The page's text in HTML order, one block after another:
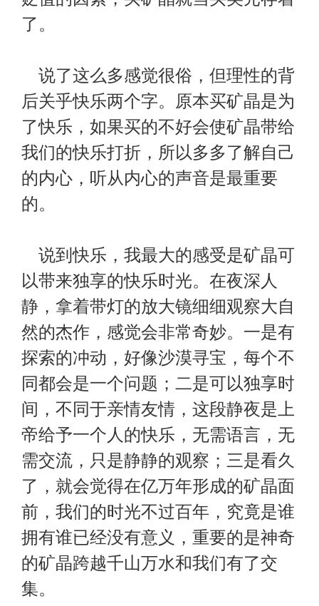
了。
说了这么多感觉很俗，但理性的背
后关乎快乐两个字。原本买矿晶是为
了快乐，如果买的不好会使矿晶带给
我们的快乐打折，所以多多了解自己
的内心，听从内心的声音是最重要
的。
说到快乐，我最大的感受是矿晶可
以带来独享的快乐时光。在夜深人
静，拿着带灯的放大镜细细观察大自
然的杰作，感觉会非常奇妙。一是有
探索的冲动，好像沙漠寻宝，每个不
同都会是一个问题；二是可以独享时
间，不同于亲情友情，这段静夜是上
帝给予一个人的快乐，无需语言，无
需交流，只是静静的观察；三是看久
了，就会觉得在亿万年形成的矿晶面
前，我们的时光不过百年，究竟是谁
拥有谁已经没有意义，重要的是神奇
的矿晶跨越千山万水和我们有了交
集。